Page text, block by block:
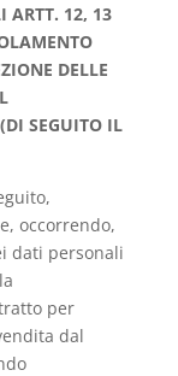
ARTT. 12, 13
DELLE
SEGUITO IL
occorrendo,
dati personali
per
dal